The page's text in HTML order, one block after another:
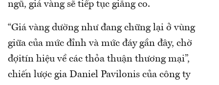
ngũ, giá vàng sẽ tiếp tục giằng co.
“Giá vàng dường như đang chững lại ở vùng
giữa của mức đỉnh và mức đáy gần đây, chờ
đợitín hiệu về các thỏa thuận thương mại”,
chiến lược gia Daniel Pavilonis của công ty